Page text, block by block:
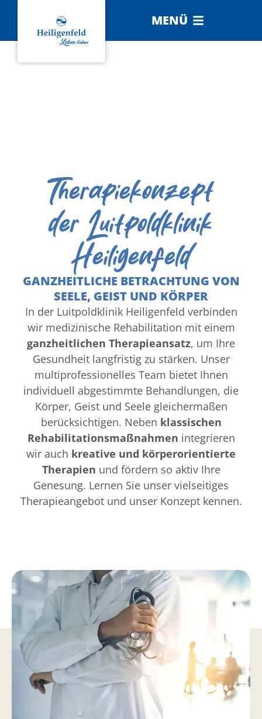
MENÜ
Therapiekonzept
der Luitpoldklinik
Heiligenfeld
GANZHEITLICHE BETRACHTUNG VON
SEELE, GEIST UND KÖRPER
In der Luitpoldklinik Heiligenfeld verbinden
wir medizinische Rehabilitation mit einem
ganzheitlichen Therapieansatz, um Ihre
Gesundheit langfristig zu stärken. Unser
multiprofessionelles Team bietet Ihnen
individuell abgestimmte Behandlungen, die
Körper, Geist und Seele gleichermaßen
berücksichtigen. Neben klassischen
Rehabilitationsmaßnahmen integrieren
wir auch kreative und körperorientierte
Therapien und fördern so aktiv Ihre
Genesung. Lernen Sie unser vielseitiges
Therapieangebot und unser Konzept kennen.